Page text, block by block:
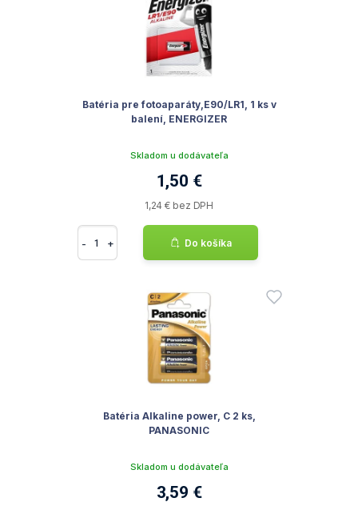
Batéria pre fotoaparáty,E90/LR1, 1 ks v
balení, ENERGIZER
Skladom u dodávateľa
1,50 €
1,24 € bez DPH
- + Do košíka
Batéria Alkaline power, C 2 ks,
PANASONIC
Skladom u dodávateľa
3,59 €